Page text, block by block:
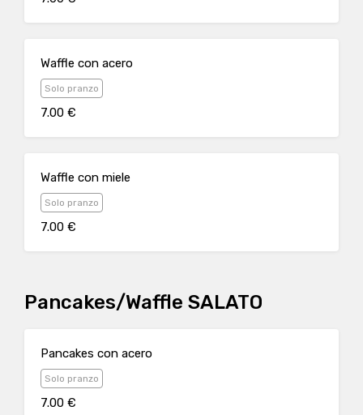
Waffle con acero
Solo pranzo
7.00 €
Waffle con miele
Solo pranzo
7.00 €
Pancakes/Waffle SALATO
Pancakes con acero
Solo pranzo
7.00 €